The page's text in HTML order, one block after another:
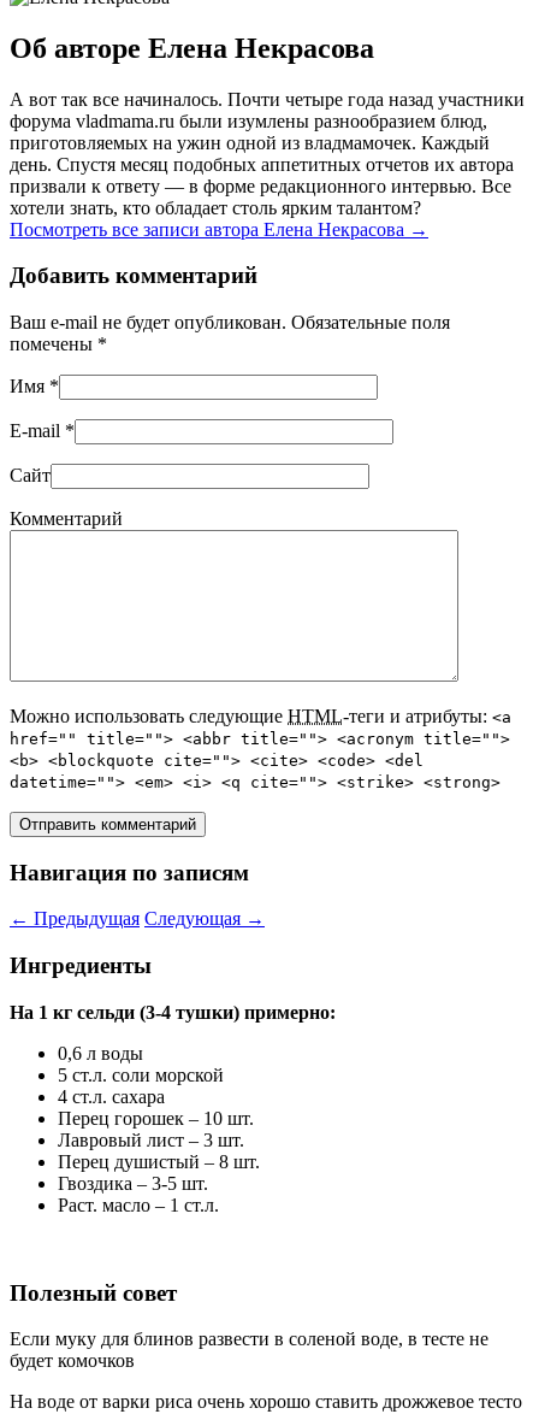
Об авторе Елена Некрасова
А вот так все начиналось. Почти четыре года назад участники
форума vladmama.ru были изумлены разнообразием блюд,
приготовляемых на ужин одной из владмамочек. Каждый
день. Спустя месяц подобных аппетитных отчетов их автора
призвали к ответу — в форме редакционного интервью. Все
хотели знать, кто обладает столь ярким талантом?
Посмотреть все записи автора Елена Некрасова →
Добавить комментарий
Ваш e-mail не будет опубликован. Обязательные поля
помечены *
Имя *
E-mail *
Сайт
Комментарий
Можно использовать следующие HTML-теги и атрибуты: <a
href="" title=""> <abbr title=""> <acronym title="">
<b> <blockquote cite=""> <cite> <code> <del
datetime=""> <em> <i> <q cite=""> <strike> <strong>
Навигация по записям
← Предыдущая Следующая →
Ингредиенты
На 1 кг сельди (3-4 тушки) примерно:
0,6 л воды
5 ст.л. соли морской
4 ст.л. сахара
Перец горошек – 10 шт.
Лавровый лист – 3 шт.
Перец душистый – 8 шт.
Гвоздика – 3-5 шт.
Раст. масло – 1 ст.л.
Полезный совет
Если муку для блинов развести в соленой воде, в тесте не
будет комочков
На воде от варки риса очень хорошо ставить дрожжевое тесто